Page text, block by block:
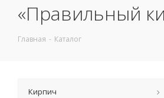
«Правильный
Главная - Каталог
Кирпич